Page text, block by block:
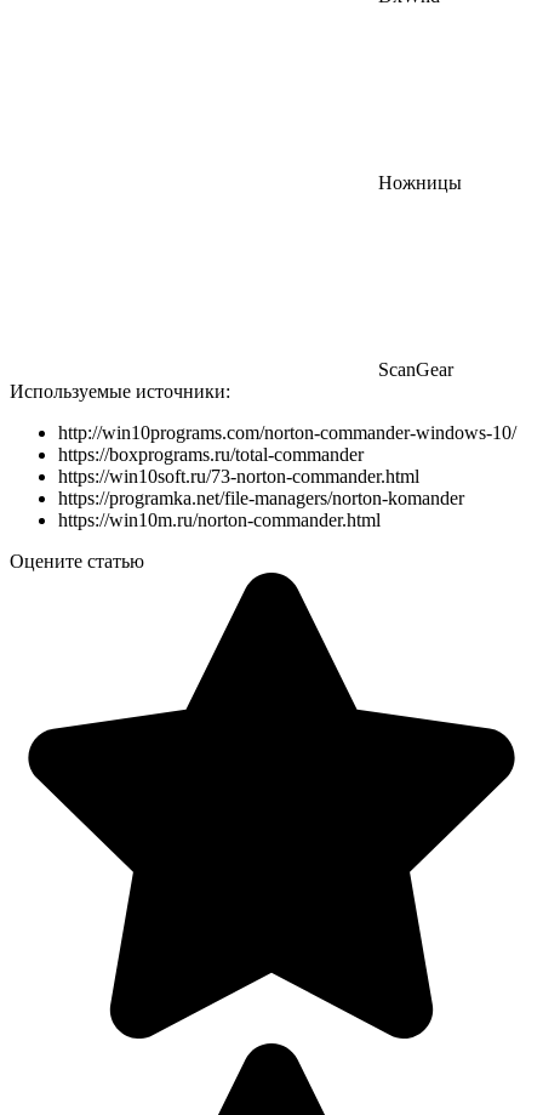
Ножницы
ScanGear
Используемые источники:
http://win10programs.com/norton-commander-windows-10/
https://boxprograms.ru/total-commander
https://win10soft.ru/73-norton-commander.html
https://programka.net/file-managers/norton-komander
https://win10m.ru/norton-commander.html
Оцените статью